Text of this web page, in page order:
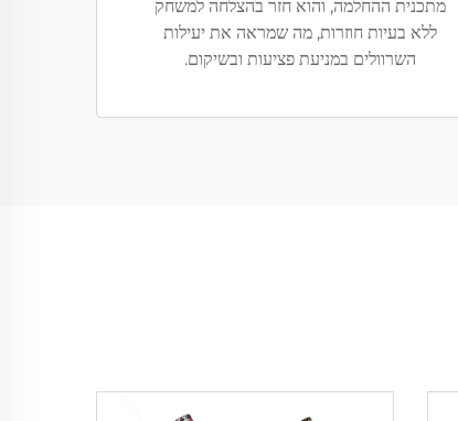
מתכנית ההחלמה, והוא חזר בהצלחה למשחק
ללא בעיות חוזרות, מה שמראה את יעילות
השרוולים במניעת פציעות ובשיקום.